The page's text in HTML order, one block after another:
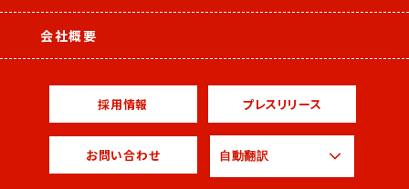
会社概要
採用情報 プレスリリース
お問い合わせ